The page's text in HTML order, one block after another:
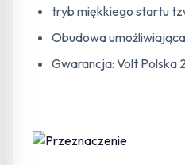
tryb miękkiego startu
Obudowa
Gwarancja: Volt Polska